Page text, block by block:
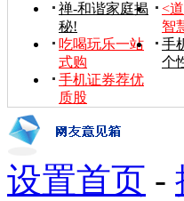
禅-和谐家庭揭
秘!
<
智
吃喝玩乐一站
式购
手
个
手机证券荐优
质股
设置首页 -